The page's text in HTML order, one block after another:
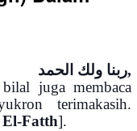
ربنا ولك الحمد,
juga membaca
terimakasih.
El-Fatth].